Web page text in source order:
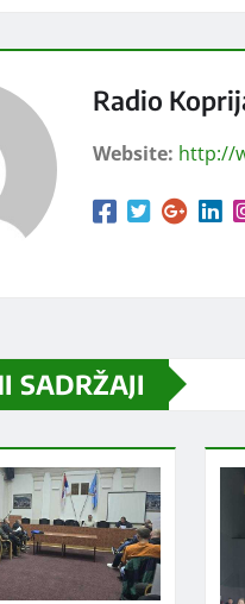
Radio
Website: http://
SADRŽAJI